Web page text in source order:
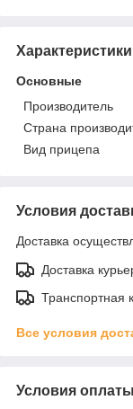
Характеристики
Основные
Производитель
Страна
Вид прицепа
Условия
Доставка
Доставка
Транспортная
Все условия
Условия оплаты